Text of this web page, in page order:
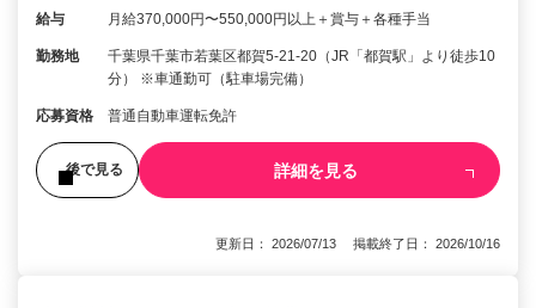
給与 月給370,000円〜550,000円以上＋賞与＋各種手当
勤務地
千葉県千葉市若葉区都賀5-21-20（JR「都賀駅」より徒歩10
分） ※車通勤可（駐車場完備）
応募資格 普通自動車運転免許
後で見る 詳細を見る
更新日： 2026/07/13 掲載終了日： 2026/10/16